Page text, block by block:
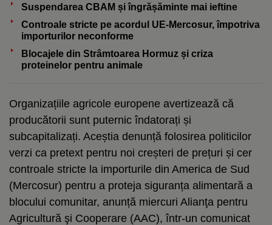
Suspendarea CBAM și îngrășăminte mai ieftine
Controale stricte pe acordul UE-Mercosur, împotriva
importurilor neconforme
Blocajele din Strâmtoarea Hormuz și criza
proteinelor pentru animale
Organizațiile agricole europene avertizează că
producătorii sunt puternic îndatorați și
subcapitalizați. Aceștia denunță folosirea politicilor
verzi ca pretext pentru noi creșteri de prețuri și cer
controale stricte la importurile din America de Sud
(Mercosur) pentru a proteja siguranța alimentară a
blocului comunitar, anunță miercuri Alianţa pentru
Agricultură şi Cooperare (AAC), într-un comunicat